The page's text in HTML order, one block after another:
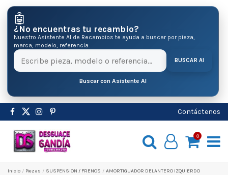
🤖
¿No encuentras tu recambio?
Nuestro Asistente AI de Recambios te ayuda a buscar por pieza,
marca, modelo, referencia.
BUSCAR AI
Buscar con Asistente AI
Contáctenos
0
Inicio Pіezas SUSPENSION / FRENOS
AMORTIGUADOR DELANTERO IZQUIERDO